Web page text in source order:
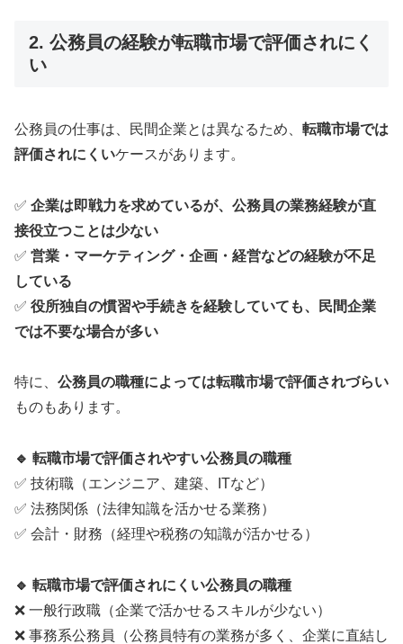
2. 公務員の経験が転職市場で評価されにく
い
公務員の仕事は、民間企業とは異なるため、 転職市場では
評価されにくいケースがあります。
✅ 企業は即戦力を求めているが、公務員の業務経験が直
接役立つことは少ない
✅ 営業・マーケティング・企画・経営などの経験が不足
している
✅ 役所独自の慣習や手続きを経験していても、民間企業
では不要な場合が多い
特に、 公務員の職種によっては転職市場で評価されづらい
ものもあります。
🔹 転職市場で評価されやすい公務員の職種
✅ 技術職（エンジニア、建築、ITなど）
✅ 法務関係（法律知識を活かせる業務）
✅ 会計・財務（経理や税務の知識が活かせる）
🔹 転職市場で評価されにくい公務員の職種
❌ 一般行政職（企業で活かせるスキルが少ない）
❌ 事務系公務員（公務員特有の業務が多く、企業に直結し